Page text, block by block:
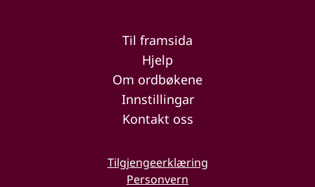
Til framsida
Hjelp
Om ordbøkene
Innstillingar
Kontakt oss
Tilgjengeerklæring
Personvern